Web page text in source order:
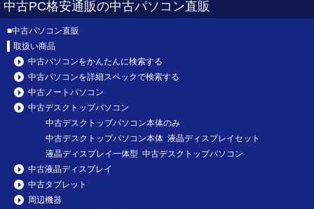
中古PC格安通販の中古パソコン直販
■中古パソコン直販
取扱い商品
中古パソコンをかんたんに検索する
中古パソコンを詳細スペックで検索する
中古ノートパソコン
中古デスクトップパソコン
中古デスクトップパソコン本体のみ
中古デスクトップパソコン本体 液晶ディスプレイセット
液晶ディスプレイ一体型 中古デスクトップパソコン
中古液晶ディスプレイ
中古タブレット
周辺機器